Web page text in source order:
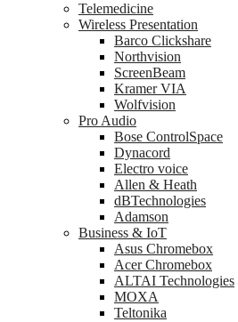
Telemedicine
Wireless Presentation
Barco Clickshare
Northvision
ScreenBeam
Kramer VIA
Wolfvision
Pro Audio
Bose ControlSpace
Dynacord
Electro voice
Allen & Heath
dBTechnologies
Adamson
Business & IoT
Asus Chromebox
Acer Chromebox
ALTAI Technologies
MOXA
Teltonika